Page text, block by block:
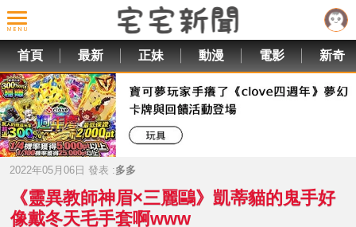
首頁 最新 正妹 動漫 電影 新奇
2022年05月06日 發表 :多多
《靈異教師神眉×三麗鷗》凱蒂貓的鬼手好
像戴冬天毛手套啊www